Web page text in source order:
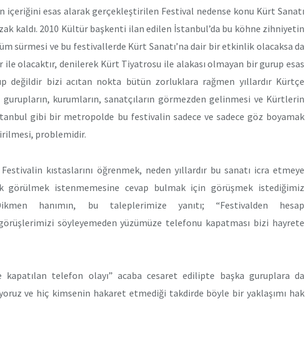
içeriğini esas alarak gerçekleştirilen Festival nedense konu Kürt Sanatı
kaldı. 2010 Kültür başkenti ilan edilen İstanbul’da bu köhne zihniyetin
sürmesi ve bu festivallerde Kürt Sanatı’na dair bir etkinlik olacaksa da
olacaktır, denilerek Kürt Tiyatrosu ile alakası olmayan bir gurup esas
değildir bizi acıtan nokta bütün zorluklara rağmen yıllardır Kürtçe
kurumların, sanatçıların görmezden gelinmesi ve Kürtlerin
gibi bir metropolde bu festivalin sadece ve sadece göz boyamak
problemidir.
kıstaslarını öğrenmek, neden yıllardır bu sanatı icra etmeye
görülmek istenmemesine cevap bulmak için görüşmek istediğimiz
hanımın, bu taleplerimize yanıtı; “Festivalden hesap
görüşlerimizi söyleyemeden yüzümüze telefonu kapatması bizi hayrete
kapatılan telefon olayı” acaba cesaret edilipte başka guruplara da
ve hiç kimsenin hakaret etmediği takdirde böyle bir yaklaşımı hak